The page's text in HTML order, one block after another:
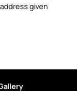
given